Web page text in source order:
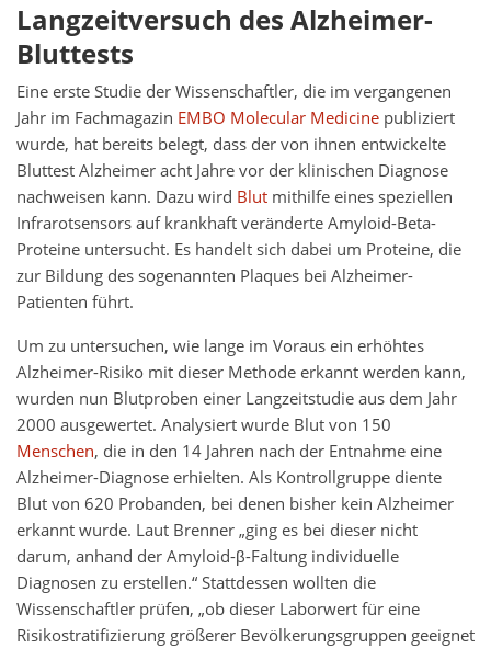
Langzeitversuch des Alzheimer-
Bluttests
Eine erste Studie der Wissenschaftler, die im vergangenen
Jahr im Fachmagazin EMBO Molecular Medicine publiziert
wurde, hat bereits belegt, dass der von ihnen entwickelte
Bluttest Alzheimer acht Jahre vor der klinischen Diagnose
nachweisen kann. Dazu wird Blut mithilfe eines speziellen
Infrarotsensors auf krankhaft veränderte Amyloid-Beta-
Proteine untersucht. Es handelt sich dabei um Proteine, die
zur Bildung des sogenannten Plaques bei Alzheimer-
Patienten führt.
Um zu untersuchen, wie lange im Voraus ein erhöhtes
Alzheimer-Risiko mit dieser Methode erkannt werden kann,
wurden nun Blutproben einer Langzeitstudie aus dem Jahr
2000 ausgewertet. Analysiert wurde Blut von 150
Menschen, die in den 14 Jahren nach der Entnahme eine
Alzheimer-Diagnose erhielten. Als Kontrollgruppe diente
Blut von 620 Probanden, bei denen bisher kein Alzheimer
erkannt wurde. Laut Brenner „ging es bei dieser nicht
darum, anhand der Amyloid-β-Faltung individuelle
Diagnosen zu erstellen.“ Stattdessen wollten die
Wissenschaftler prüfen, „ob dieser Laborwert für eine
Risikostratifizierung größerer Bevölkerungsgruppen geeignet